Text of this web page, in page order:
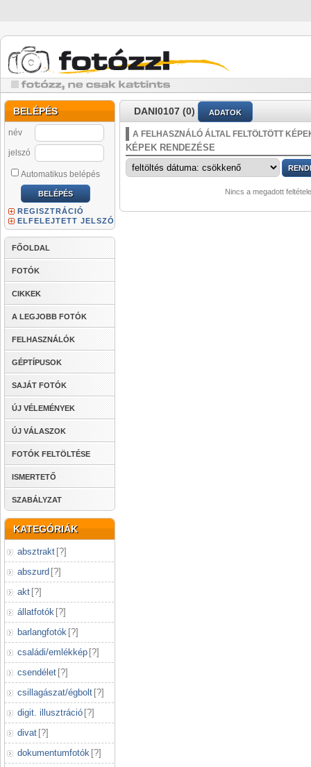
BELÉPÉS
név
jelszó
Automatikus belépés
REGISZTRÁCIÓ
ELFELEJTETT JELSZÓ
FŐOLDAL
FOTÓK
CIKKEK
A LEGJOBB FOTÓK
FELHASZNÁLÓK
GÉPTÍPUSOK
SAJÁT FOTÓK
ÚJ VÉLEMÉNYEK
ÚJ VÁLASZOK
FOTÓK FELTÖLTÉSE
ISMERTETŐ
SZABÁLYZAT
KATEGÓRIÁK
absztrakt [?]
abszurd [?]
akt [?]
állatfotók [?]
barlangfotók [?]
családi/emlékkép [?]
csendélet [?]
csillagászat/égbolt [?]
digit. illusztráció [?]
divat [?]
dokumentumfotók [?]
DANI0107 (0) ADATOK
A FELHASZNÁLÓ ÁLTAL FELTÖLTÖTT
KÉPEK RENDEZÉSE
Nincs a megadott